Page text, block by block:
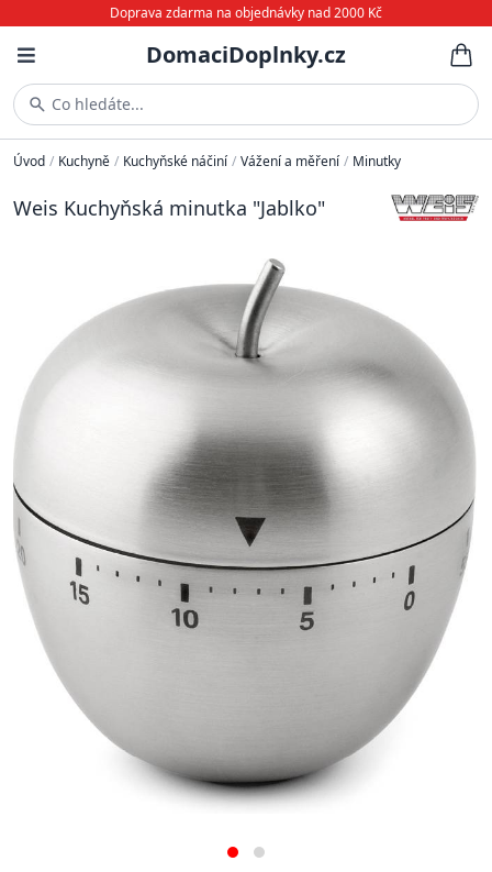
Doprava zdarma na objednávky nad 2000 Kč
DomaciDoplnky.cz
Co hledáte...
Úvod / Kuchyně / Kuchyňské náčiní / Vážení a měření / Minutky
Weis Kuchyňská minutka "Jablko"